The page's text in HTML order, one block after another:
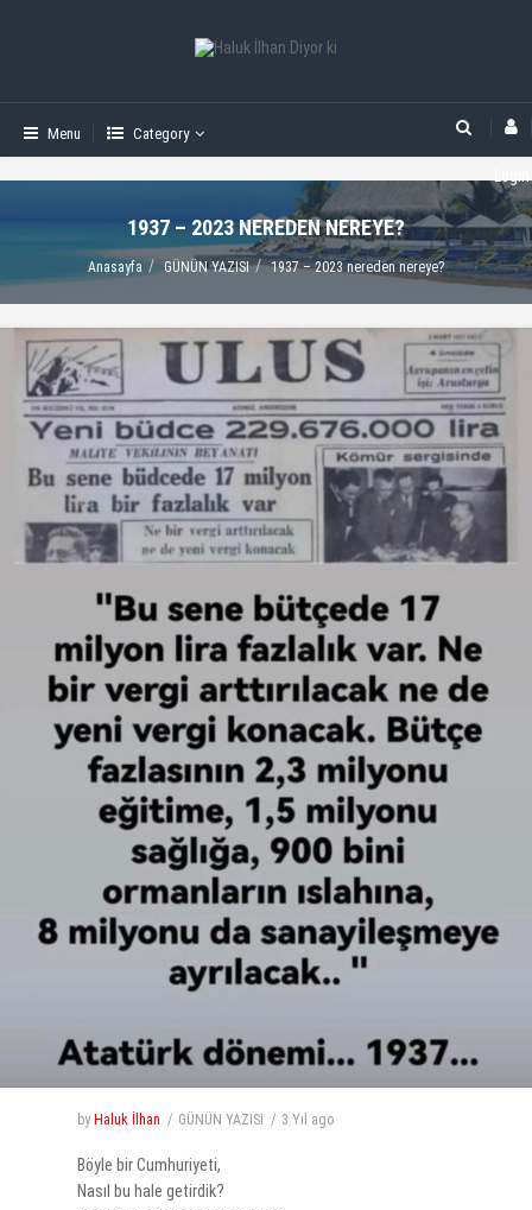
Menu Category
1937 – 2023 NEREDEN NEREYE?
Anasayfa GÜNÜN YAZISI 1937 – 2023 nereden nereye?
by Haluk İlhan GÜNÜN YAZISI 3 Yıl ago
Böyle bir Cumhuriyeti,
Nasıl bu hale getirdik?